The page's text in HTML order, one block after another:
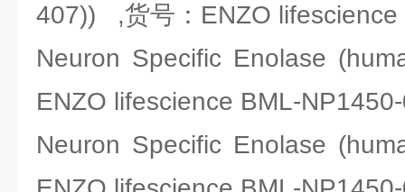
407)) ,货号：ENZO lifescience
Neuron Specific Enolase
ENZO lifescience BML-
Neuron Specific Enolase